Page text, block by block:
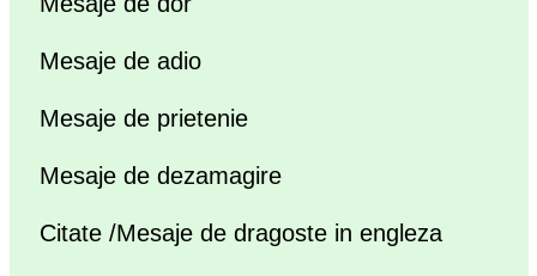
Mesaje de adio
Mesaje de prietenie
Mesaje de dezamagire
Citate /Mesaje de dragoste in engleza